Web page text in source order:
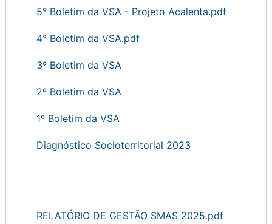
5° Boletim da VSA - Projeto Acalenta.pdf
4° Boletim da VSA.pdf
3º Boletim da VSA
2º Boletim da VSA
1º Boletim da VSA
Diagnóstico Socioterritorial 2023
RELATÓRIO DE GESTÃO SMAS 2025.pdf